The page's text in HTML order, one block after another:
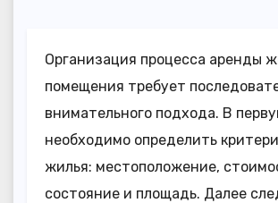
Организация процесса аренды
помещения требует
внимательного подхода. В
необходимо определить
жилья: местоположение,
состояние и площадь. Далее